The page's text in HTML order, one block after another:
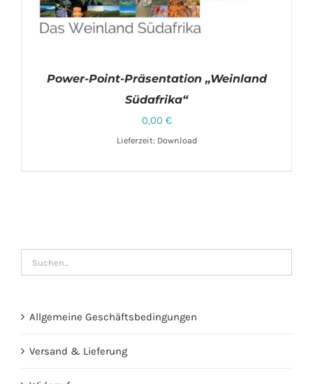
Power-Point-Präsentation „Weinland
Südafrika“
0,00 €
Lieferzeit: Download
Allgemeine Geschäftsbedingungen
Versand & Lieferung